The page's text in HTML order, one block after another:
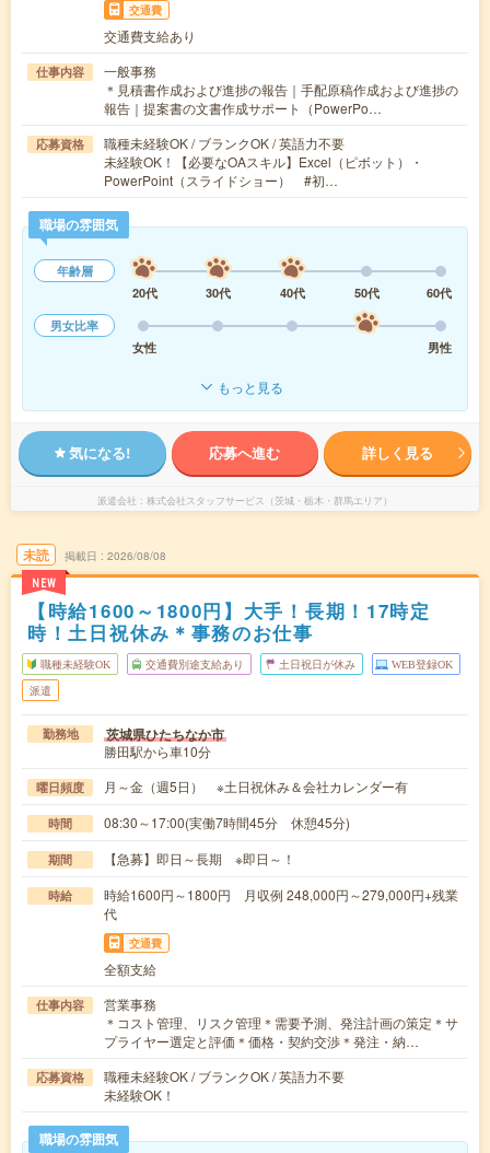
交通費
交通費支給あり
仕事内容
一般事務
＊見積書作成および進捗の報告｜手配原稿作成および進捗の
報告｜提案書の文書作成サポート（PowerPo…
応募資格
職種未経験OK / ブランクOK / 英語力不要
未経験OK！【必要なOAスキル】Excel（ピボット）・
PowerPoint（スライドショー） #初…
職場の雰囲気
年齢層
20代
30代 40代 50代
60代
男女比率
女性
男性
もっと見る
気になる! 応募へ進む 詳しく見る
派遣会社 株式会社スタッフサービス（茨城・栃木・群馬エリア）
未読
NEW
掲載日 2026/08/08
【時給1600～1800円】大手！長期！17時定
時！土日祝休み＊事務のお仕事
職種未経験OK 交通費別途支給あり 土日祝日が休み WEB登録OK
派遣
勤務地 茨城県ひたちなか市
勝田駅から車10分
曜日頻度 月～金（週5日） ※土日祝休み＆会社カレンダー有
時間 08:30～17:00(実働7時間45分 休憩45分)
期間 【急募】即日～長期 ※即日～！
時給
時給1600円～1800円 月収例 248,000円～279,000円+残業
代
交通費
全額支給
仕事内容
営業事務
＊コスト管理、リスク管理＊需要予測、発注計画の策定＊サ
プライヤー選定と評価＊価格・契約交渉＊発注・納…
応募資格
職種未経験OK / ブランクOK / 英語力不要
未経験OK！
職場の雰囲気